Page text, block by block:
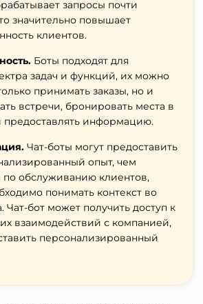
запросы почти
значительно повышает
клиентов.
Боты подходят для
задач и функций, их можно
принимать заказы, но и
встречи, бронировать места в
предоставлять информацию.
Чат-боты могут предоставить
опыт, чем
по обслуживанию клиентов,
понимать контекст во
Чат-бот может получить доступ к
взаимодействий с компанией,
персонализированный